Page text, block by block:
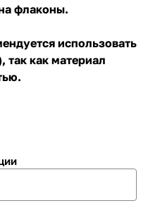
флаконы.
использовать
так как материал